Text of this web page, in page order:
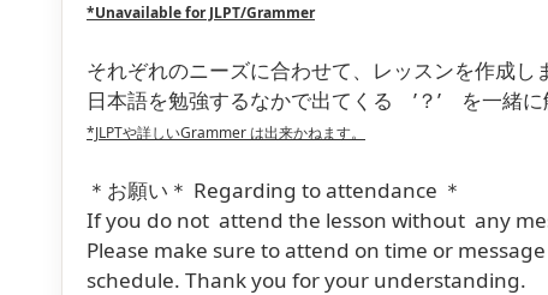
*Unavailable for JLPT/Grammer
それぞれのニーズに合わせて、レッスンを作成し
日本語を勉強するなかで出てくる ’？’ を一緒に
*JLPTや詳しいGrammer は出来かねます。
＊お願い＊ Regarding to attendance ＊
If you do not attend the lesson without any
Please make sure to attend on time or
schedule. Thank you for your understanding.